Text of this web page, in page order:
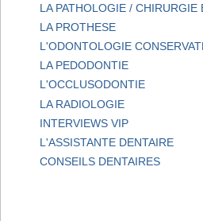
LA PATHOLOGIE / CHIRURGIE
LA PROTHESE
L'ODONTOLOGIE
LA PEDODONTIE
L'OCCLUSODONTIE
LA RADIOLOGIE
INTERVIEWS VIP
L'ASSISTANTE DENTAIRE
CONSEILS DENTAIRES